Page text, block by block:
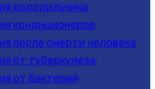
холодильника
кондиционеров
после смерти человека
от туберкулеза
от бактерий